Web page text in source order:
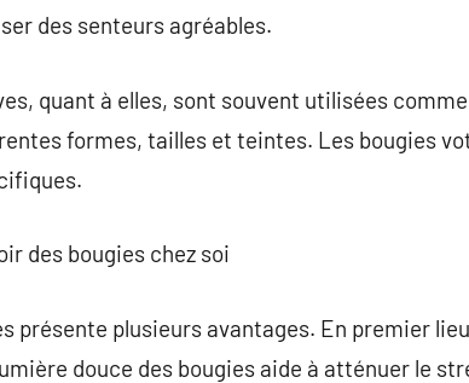
des senteurs agréables.
quant à elles, sont souvent utilisées
formes, tailles et teintes. Les bougies
des bougies chez soi
présente plusieurs avantages. En premier
douce des bougies aide à atténuer le